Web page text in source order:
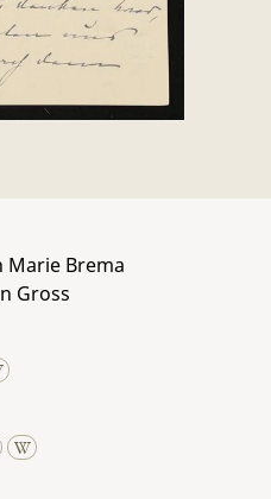
Marie Brema
Gross